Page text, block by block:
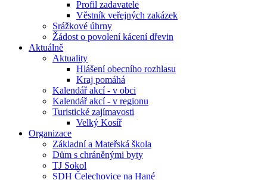
Profil zadavatele
Věstník veřejných zakázek
Srážkové úhrny
Žádost o povolení kácení dřevin
Aktuálně
Aktuality
Hlášení obecního rozhlasu
Kraj pomáhá
Kalendář akcí - v obci
Kalendář akcí - v regionu
Turistické zajímavosti
Velký Kosíř
Organizace
Základní a Mateřská škola
Dům s chráněnými byty
TJ Sokol
SDH Čelechovice na Hané